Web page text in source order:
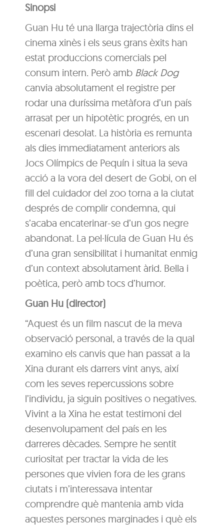
Sinopsi
Guan Hu té una llarga trajectòria dins el
cinema xinès i els seus grans èxits han
estat produccions comercials pel
consum intern. Però amb Black Dog
canvia absolutament el registre per
rodar una duríssima metàfora d’un país
arrasat per un hipotètic progrés, en un
escenari desolat. La història es remunta
als dies immediatament anteriors als
Jocs Olímpics de Pequín i situa la seva
acció a la vora del desert de Gobi, on el
fill del cuidador del zoo torna a la ciutat
després de complir condemna, qui
s’acaba encaterinar-se d’un gos negre
abandonat. La pel·lícula de Guan Hu és
d’una gran sensibilitat i humanitat enmig
d’un context absolutament àrid. Bella i
poètica, però amb tocs d’humor.
Guan Hu (director)
“Aquest és un film nascut de la meva
observació personal, a través de la qual
examino els canvis que han passat a la
Xina durant els darrers vint anys, així
com les seves repercussions sobre
l’individu, ja siguin positives o negatives.
Vivint a la Xina he estat testimoni del
desenvolupament del país en les
darreres dècades. Sempre he sentit
curiositat per tractar la vida de les
persones que vivien fora de les grans
ciutats i m’interessava intentar
comprendre què mantenia amb vida
aquestes persones marginades i què els